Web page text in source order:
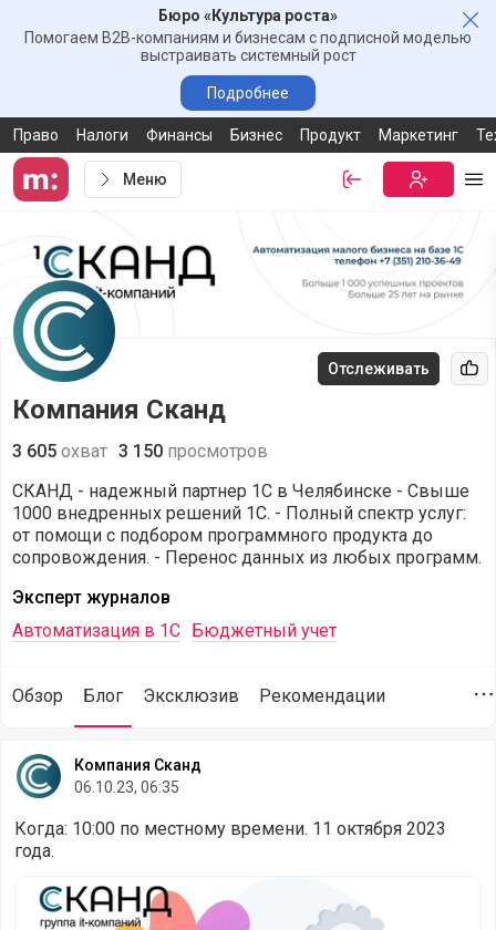
Бюро «Культура роста»
Помогаем B2B-компаниям и бизнесам с подписной моделью
выстраивать системный рост
Подробнее
Право Налоги Финансы Бизнес Продукт Маркетинг
Меню Войти
Отслеживать
Компания Сканд
3 605 охват 3 150 просмотров
СКАНД - надежный партнер 1С в Челябинске - Свыше
1000 внедренных решений 1С. - Полный спектр услуг:
от помощи с подбором программного продукта до
сопровождения. - Перенос данных из любых программ.
Эксперт журналов
Автоматизация в 1С Бюджетный учет
Обзор Блог Эксклюзив Рекомендации
Статьи от компании Компания Сканд (@buvskand-g)
Компания Сканд
06.10.23, 06:35
Когда: 10:00 по местному времени. 11 октября 2023
года.
Единый семинар для бухгалтеров и руководителей от 1С!